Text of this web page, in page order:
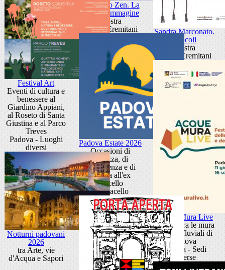
Giancarlo Zen. La
luce fa l'immagine
Mostra
Museo Eremitani
Sandra Marconato.
Oracoli
Mostra
Museo Eremitani
Festival Art
Eventi di cultura e
benessere al
Giardino Appiani,
al Roseto di Santa
Giustina e al Parco
Treves
Padova - Luoghi
diversi
Padova Estate 2026
Occasioni di
bellezza, di
conoscenza e di
cultura all'ex
Macello
Ex Macello
Acque Mura Live
Festival tra le mura
e i porti fluviali di
Padova
Padova - Sedi
diverse
Notturni padovani
2026
tra Arte, vie
d'Acqua e Sapori